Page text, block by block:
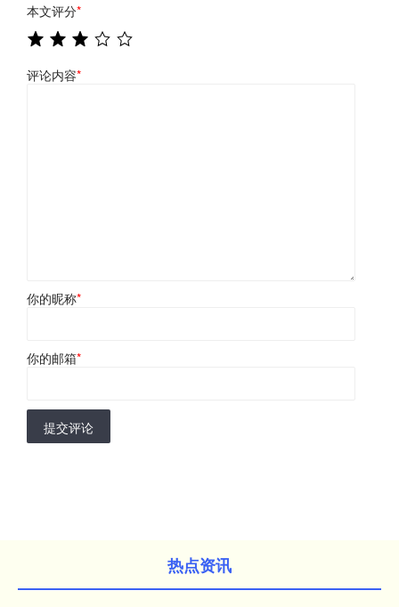
本文评分*
评论内容*
你的昵称*
你的邮箱*
提交评论
热点资讯